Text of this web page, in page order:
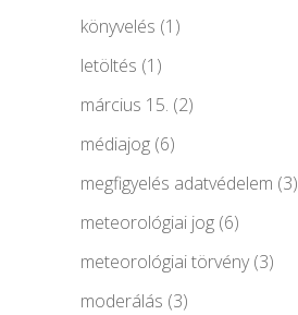
könyvelés (1)
letöltés (1)
március 15. (2)
médiajog (6)
megfigyelés adatvédelem (3)
meteorológiai jog (6)
meteorológiai törvény(3)
moderálás (3)